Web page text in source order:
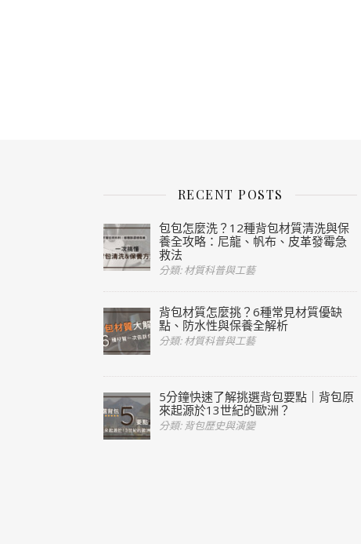
RECENT POSTS
包包怎麼洗？12種背包材質清洗與保
養全攻略：尼龍、帆布、皮革發霉急
救法
分類: 材質科普與工藝
背包材質怎麼挑？6種常見材質優缺
點、防水性與保養全解析
分類: 材質科普與工藝
5分鐘快速了解挑選背包要點｜背包原
來起源於13世紀的歐洲？
分類: 背包歷史與演變